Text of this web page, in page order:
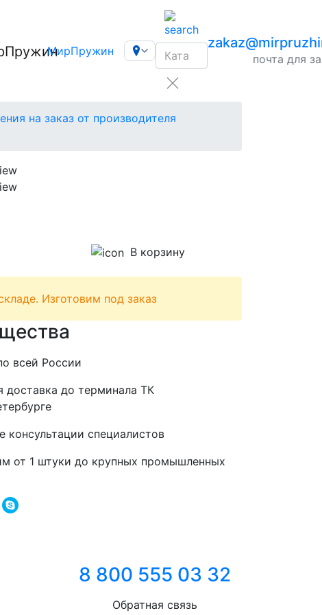
МирПружин
почта для
на заказ от производителя
В корзину
Изготовим под заказ
всей России
доставка до терминала ТК
консультации специалистов
от 1 штуки до крупных промышленных
8 800 555 03 32
Обратная связь